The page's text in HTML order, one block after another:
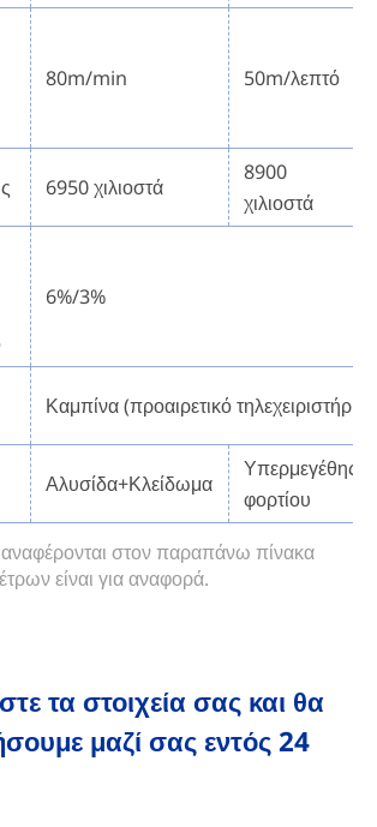
80m/min 50m/λεπτό
6950 χιλιοστά
8900
χιλιοστά
6%/3%
Καμπίνα (προαιρετικό τηλεχειριστήριο)
Αλυσίδα+Κλείδωμα
Υπερμεγέθης
φορτίου
αναφέρονται στον παραπάνω πίνακα
είναι για αναφορά.
τα στοιχεία σας και θα
μαζί σας εντός 24